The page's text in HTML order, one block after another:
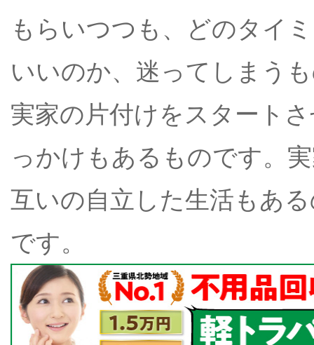
もらいつつも、どのタイ
いいのか、迷ってしまう
実家の片付けをスタート
っかけもあるものです。
互いの自立した生活もあ
です。